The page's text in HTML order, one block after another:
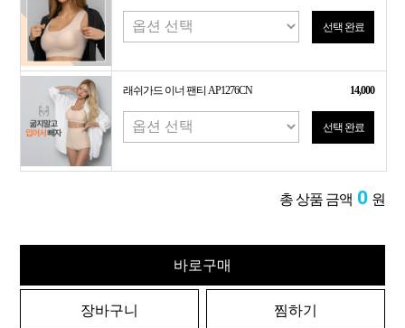
선택 완료
래쉬가드 이너 팬티 AP1276CN 14,000
선택 완료
총 상품 금액 0 원
바로구매
장바구니 찜하기